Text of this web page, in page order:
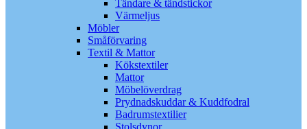
Tändare & tändstickor
Värmeljus
Möbler
Småförvaring
Textil & Mattor
Kökstextiler
Mattor
Möbelöverdrag
Prydnadskuddar & Kuddfodral
Badrumstextilier
Stolsdynor